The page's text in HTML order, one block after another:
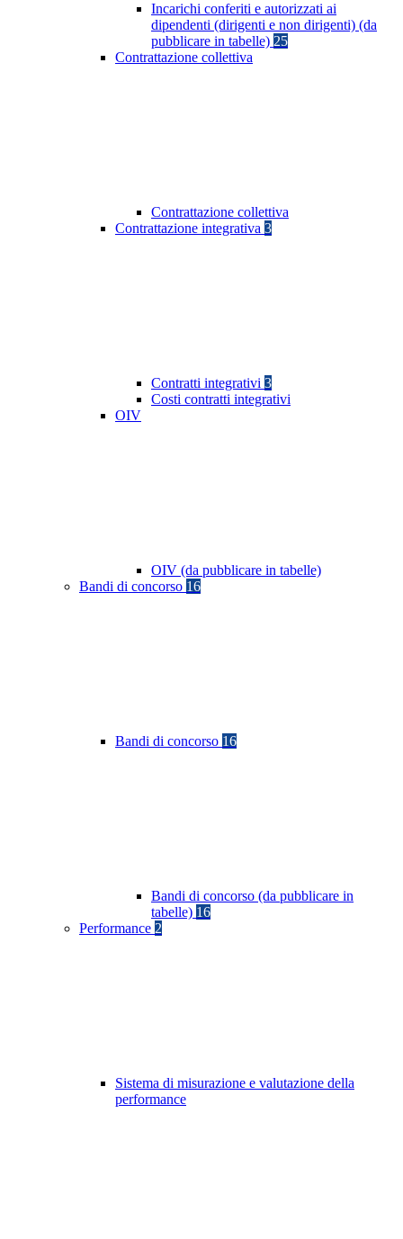
Incarichi conferiti e autorizzati ai
dipendenti (dirigenti e non dirigenti) (da
pubblicare in tabelle) 25
Contrattazione collettiva
Contrattazione collettiva
Contrattazione integrativa 3
Contratti integrativi 3
Costi contratti integrativi
OIV
OIV (da pubblicare in tabelle)
Bandi di concorso 16
Bandi di concorso 16
Bandi di concorso (da pubblicare in
tabelle) 16
Performance 2
Sistema di misurazione e valutazione della
performance